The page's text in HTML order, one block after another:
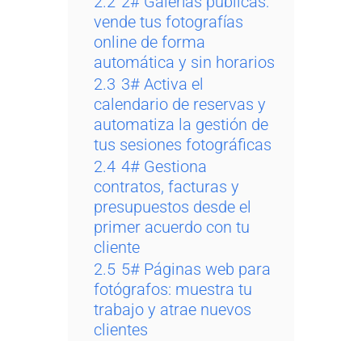
vende tus fotografías
online de forma
automática y sin horarios
2.3 3# Activa el
calendario de reservas y
automatiza la gestión de
tus sesiones fotográficas
2.4 4# Gestiona
contratos, facturas y
presupuestos desde el
primer acuerdo con tu
cliente
2.5 5# Páginas web para
fotógrafos: muestra tu
trabajo y atrae nuevos
clientes